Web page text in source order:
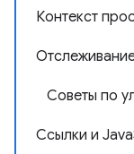
Контекст
Советы по
Ссылки и